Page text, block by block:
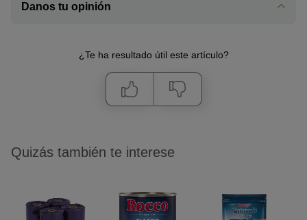
Danos tu opinión
¿Te ha resultado útil este artículo?
Quizás también te interese